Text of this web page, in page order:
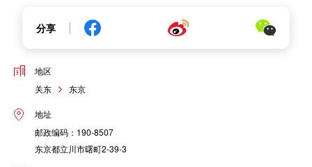
分享
地区
关东
东京
地址
邮政编码：190-8507
东京都立川市曙町2-39-3